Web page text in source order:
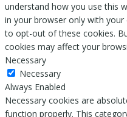
understand how you use this
in your browser only with
to opt-out of these cookies.
cookies may affect your
Necessary
Necessary
Always Enabled
Necessary cookies are
function properly. This